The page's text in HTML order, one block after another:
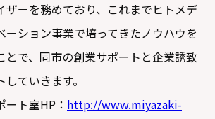
ザーを務めており、これまでヒトメデ
ーション事業で培ってきたノウハウを
とで、同市の創業サポートと企業誘致
ていきます。
ト室HP： http://www.miyazaki-